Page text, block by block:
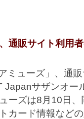
通販サイト利用
ミューズ」、通
Japanサザンオー
ーズは8月10日
カード情報など